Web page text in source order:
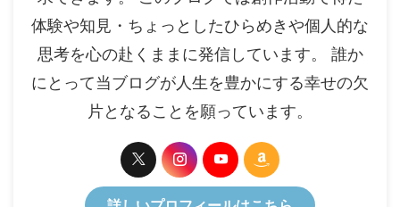
体験や知見・ちょっとしたひらめきや個人的な
思考を心の赴くままに発信しています。 誰か
にとって当ブログが人生を豊かにする幸せの欠
片となることを願っています。